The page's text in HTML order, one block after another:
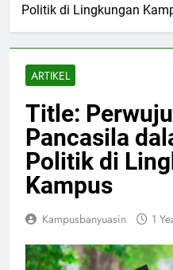
Politik di Lingkungan
ARTIKEL
Title:
Pancasila
Politik di
Kampus
Kampusbanyuasin 1